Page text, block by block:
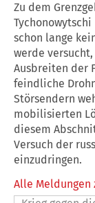
Zu dem
schon lange
werde
Ausbreiten der
feindliche
Störsendern
mobilisierten
diesem
Versuch der
einzudringen.
Alle Meldungen